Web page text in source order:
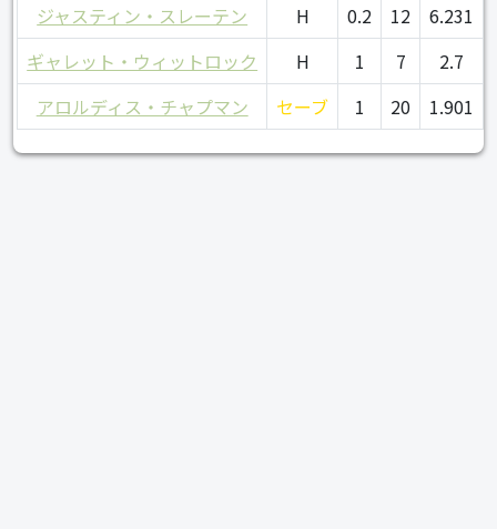
ジャスティン・スレーテン
H 0.2 12 6.231
ギャレット・ウィットロック
H 1 7 2.7
アロルディス・チャプマン
セーブ 1 20 1.901